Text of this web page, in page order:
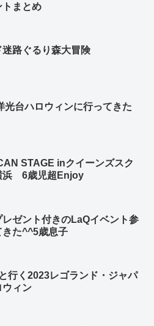
トまとめ
迷路ぐるり森大冒険
光台ハロウィンに行ってきた
STAGE inクイーンズスク
浜 6歳児超Enjoy
レゼント付きのLaQイベント参
きた^^5歳息子
行く2023レゴランド・ジャパ
ウィン